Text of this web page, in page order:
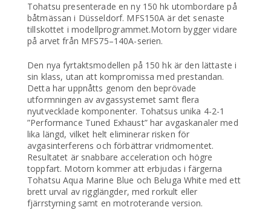
Tohatsu presenterade en ny 150 hk utombordare på
båtmässan i Düsseldorf. MFS150A är det senaste
tillskottet i modellprogrammet.Motorn bygger vidare
på arvet från MFS75–140A-serien.
Den nya fyrtaktsmodellen på 150 hk är den lättaste i
sin klass, utan att kompromissa med prestandan.
Detta har uppnåtts genom den beprövade
utformningen av avgassystemet samt flera
nyutvecklade komponenter. Tohatsus unika 4-2-1
”Performance Tuned Exhaust” har avgaskanaler med
lika längd, vilket helt eliminerar risken för
avgasinterferens och förbättrar vridmomentet.
Resultatet är snabbare acceleration och högre
toppfart. Motorn kommer att erbjudas i färgerna
Tohatsu Aqua Marine Blue och Beluga White med ett
brett urval av rigglängder, med rorkult eller
fjärrstyrning samt en motroterande version.